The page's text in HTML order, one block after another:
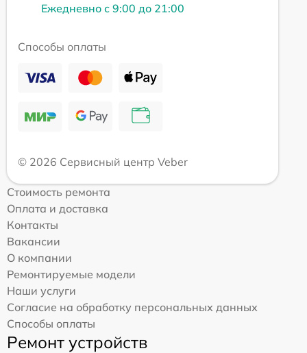
Ежедневно с 9:00 до 21:00
Способы оплаты
© 2026 Сервисный центр Veber
Стоимость ремонта
Оплата и доставка
Контакты
Вакансии
О компании
Ремонтируемые модели
Наши услуги
Согласие на обработку персональных данных
Способы оплаты
Ремонт устройств